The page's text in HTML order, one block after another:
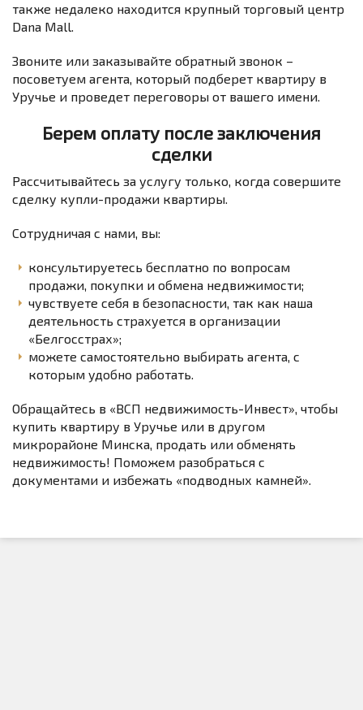
также недалеко находится крупный торговый центр
Dana Mall.
Звоните или заказывайте обратный звонок –
посоветуем агента, который подберет квартиру в
Уручье и проведет переговоры от вашего имени.
Берем оплату после заключения
сделки
Рассчитывайтесь за услугу только, когда совершите
сделку купли-продажи квартиры.
Сотрудничая с нами, вы:
консультируетесь бесплатно по вопросам
продажи, покупки и обмена недвижимости;
чувствуете себя в безопасности, так как наша
деятельность страхуется в организации
«Белгосстрах»;
можете самостоятельно выбирать агента, с
которым удобно работать.
Обращайтесь в «ВСП недвижимость-Инвест», чтобы
купить квартиру в Уручье или в другом
микрорайоне Минска, продать или обменять
недвижимость! Поможем разобраться с
документами и избежать «подводных камней».